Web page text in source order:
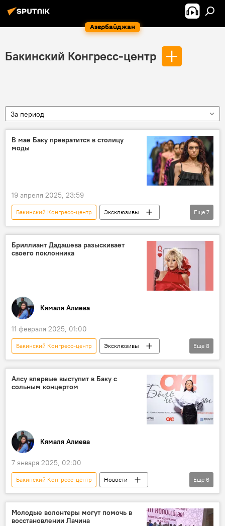
Азербайджан
Бакинский Конгресс-центр
За период
В мае Баку превратится в столицу
моды
19 апреля 2025, 23:59
Бакинский Конгресс-центр
Эксклюзивы
Азербайджан
Общество
Неделя моды
Дизайнер
коллекция одежды
Azerbaijan Fashion Week
Еще 7
Бриллиант Дадашева разыскивает
своего поклонника
Кямаля Алиева
11 февраля 2025, 01:00
Бакинский Конгресс-центр
Эксклюзивы
Азербайджан
Поп-звезда
поп-музыка
Бриллиант Дадашева
Поклонник
Фанат
Еще 8
Алсу впервые выступит в Баку с
сольным концертом
Кямаля Алиева
7 января 2025, 02:00
Бакинский Конгресс-центр
Новости
Азербайджан
Баку
Россия
Музыка
Алсу Концерт
Еще 6
Молодые волонтеры могут помочь в
восстановлении Лачина